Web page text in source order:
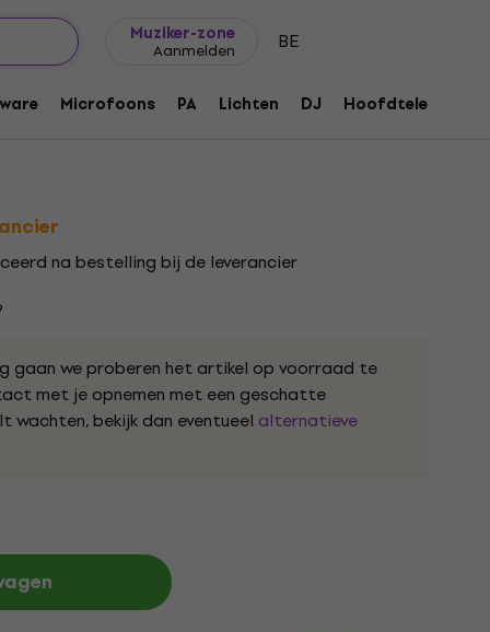
Muziker-zone
Aanmelden BE
Microfoons PA Lichten DJ Hoofdtelefoons
na bestelling bij de leverancier
gaan we proberen het artikel op voorraad te
met je opnemen met een geschatte
wachten, bekijk dan eventueel alternatieve